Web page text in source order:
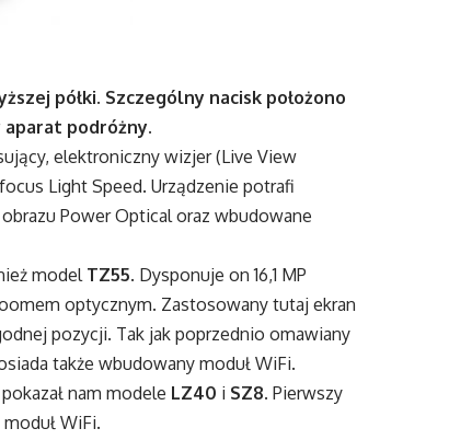
półki. Szczególny nacisk położono
podróżny.
elektroniczny wizjer (Live View
Light Speed. Urządzenie potrafi
Power Optical oraz wbudowane
modelTZ55. Dysponuje on 16,1 MP
optycznym. Zastosowany tutaj ekran
pozycji. Tak jak poprzednio omawiany
także wbudowany moduł WiFi.
nam modele LZ40 i SZ8. Pierwszy
WiFi.